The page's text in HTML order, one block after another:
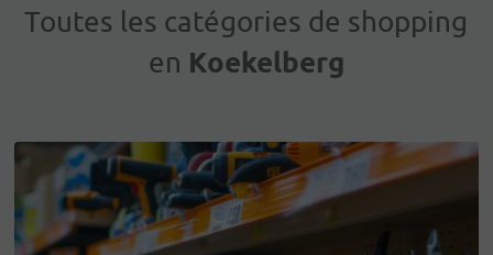
Toutes les catégories de shopping
en Koekelberg